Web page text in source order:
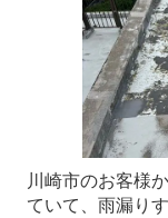
川崎市のお客様
ていて、雨漏り